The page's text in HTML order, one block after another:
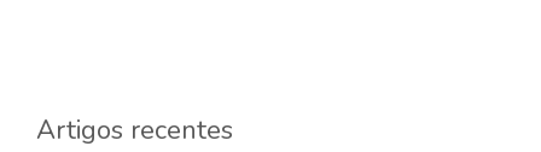
Artigos recentes